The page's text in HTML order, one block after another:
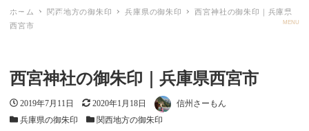
ごしゅメモ
MENU
ホーム 関西地方の御朱印 兵庫県の御朱印
西宮神社の御朱印｜兵庫県
西宮市
西宮神社の御朱印｜兵庫県西宮市
投稿日
2019年7月11日 更新日
2020年1月18日 著者
信州さーもん
カテゴリー
兵庫県の御朱印 カテゴリー
関西地方の御朱印